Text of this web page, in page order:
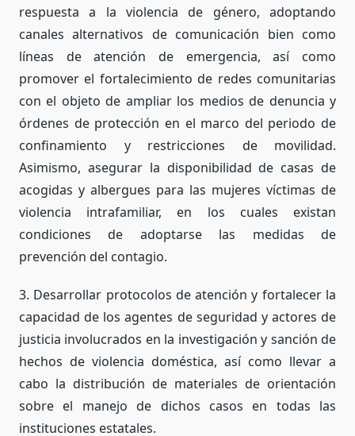
respuesta a la violencia de género, adoptando
canales alternativos de comunicación bien como
líneas de atención de emergencia, así como
promover el fortalecimiento de redes comunitarias
con el objeto de ampliar los medios de denuncia y
órdenes de protección en el marco del periodo de
confinamiento y restricciones de movilidad.
Asimismo, asegurar la disponibilidad de casas de
acogidas y albergues para las mujeres víctimas de
violencia intrafamiliar, en los cuales existan
condiciones de adoptarse las medidas de
prevención del contagio.
3. Desarrollar protocolos de atención y fortalecer la
capacidad de los agentes de seguridad y actores de
justicia involucrados en la investigación y sanción de
hechos de violencia doméstica, así como llevar a
cabo la distribución de materiales de orientación
sobre el manejo de dichos casos en todas las
instituciones estatales.